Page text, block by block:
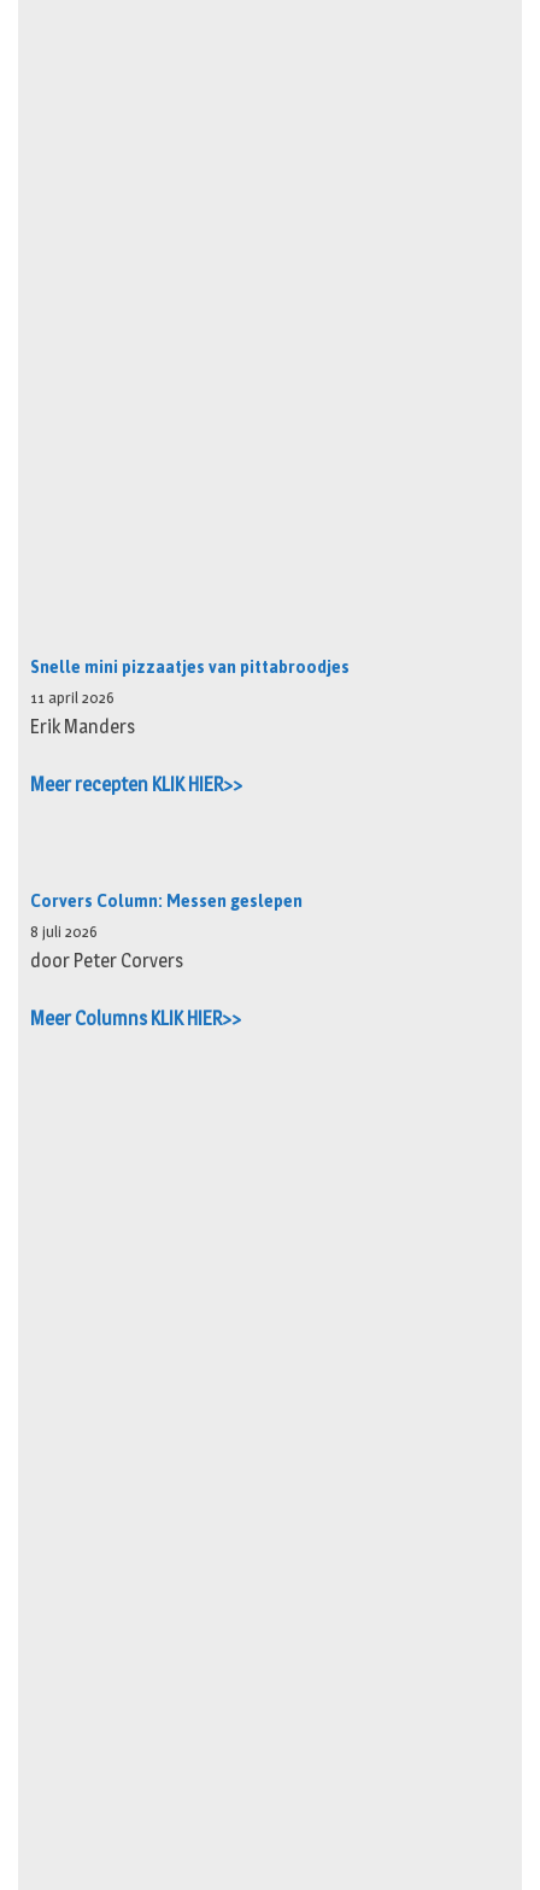
Snelle mini pizzaatjes van pittabroodjes
11 april 2026
Erik Manders
Meer recepten KLIK HIER>>
Corvers Column: Messen geslepen
8 juli 2026
door Peter Corvers
Meer Columns KLIK HIER>>